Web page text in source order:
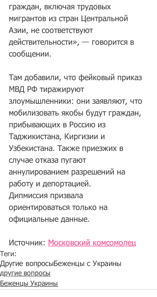
граждан, включая трудовых
мигрантов из стран Центральной
Азии, не соответствуют
действительности», — говорится в
сообщении.
Там добавили, что фейковый приказ
МВД РФ тиражируют
злоумышленники: они заявляют, что
мобилизовать якобы будут граждан,
прибывающих в Россию из
Таджикистана, Киргизии и
Узбекистана. Также приезжих в
случае отказа пугают
аннулированием разрешений на
работу и депортацией.
Дипмиссия призвала
ориентироваться только на
официальные данные.
Источник: Московский комсомолец
Теги:
Другие вопросыБеженцы с Украины
другие вопросы
Беженцы Украины